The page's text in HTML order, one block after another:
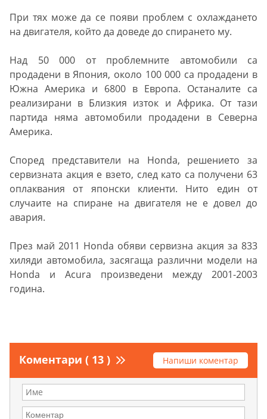
При тях може да се появи проблем с охлаждането
на двигателя, който да доведе до спирането му.
Над 50 000 от проблемните автомобили са
продадени в Япония, около 100 000 са продадени в
Южна Америка и 6800 в Европа. Останалите са
реализирани в Близкия изток и Африка. От тази
партида няма автомобили продадени в Северна
Америка.
Според представители на Honda, решението за
сервизната акция е взето, след като са получени 63
оплаквания от японски клиенти. Нито един от
случаите на спиране на двигателя не е довел до
авария.
През май 2011 Honda обяви сервизна акция за 833
хиляди автомобила, засягаща различни модели на
Honda и Acura произведени между 2001-2003
година.
Коментари ( 13 ) Напиши коментар